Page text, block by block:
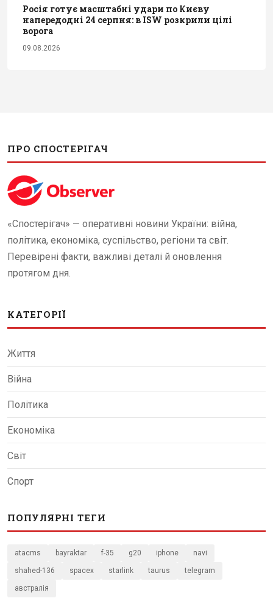
Росія готує масштабні удари по Києву
напередодні 24 серпня: в ISW розкрили цілі
ворога
09.08.2026
ПРО СПОСТЕРІГАЧ
«Спостерігач» — оперативні новини України: війна,
політика, економіка, суспільство, регіони та світ.
Перевірені факти, важливі деталі й оновлення
протягом дня.
КАТЕГОРІЇ
Життя
Війна
Політика
Економіка
Світ
Спорт
ПОПУЛЯРНІ ТЕГИ
atacms bayraktar f-35 g20 iphone navi
shahed-136 spacex starlink taurus telegram
австралія